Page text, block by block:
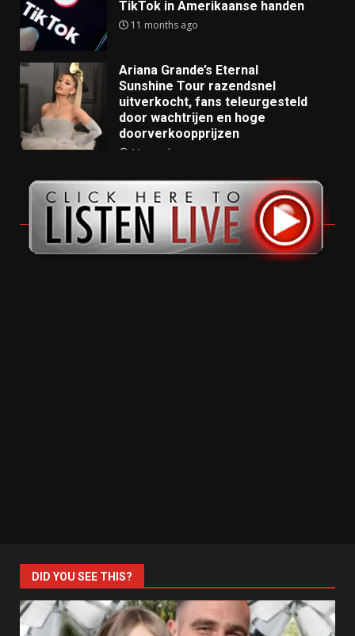
TikTok in Amerikaanse handen
11 months ago
Ariana Grande’s Eternal
Sunshine Tour razendsnel
uitverkocht, fans teleurgesteld
door wachtrijen en hoge
doorverkoopprijzen
11 months ago
DID YOU SEE THIS?